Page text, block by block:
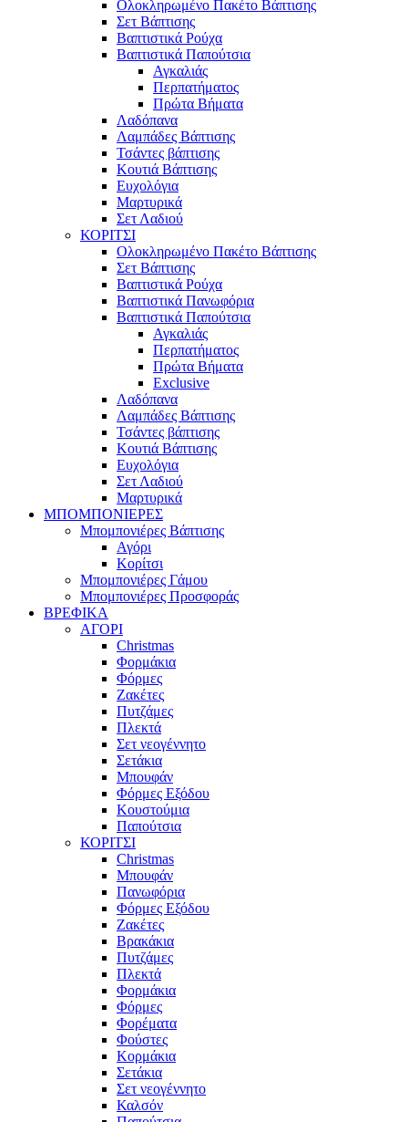
Ολοκληρωμένο Πακέτο Βάπτισης
Σετ Βάπτισης
Βαπτιστικά Ρούχα
Βαπτιστικά Παπούτσια
Αγκαλιάς
Περπατήματος
Πρώτα Βήματα
Λαδόπανα
Λαμπάδες Βάπτισης
Τσάντες βάπτισης
Κουτιά Βάπτισης
Ευχολόγια
Μαρτυρικά
Σετ Λαδιού
ΚΟΡΙΤΣΙ
Ολοκληρωμένο Πακέτο Βάπτισης
Σετ Βάπτισης
Βαπτιστικά Ρούχα
Βαπτιστικά Πανωφόρια
Βαπτιστικά Παπούτσια
Αγκαλιάς
Περπατήματος
Πρώτα Βήματα
Exclusive
Λαδόπανα
Λαμπάδες Βάπτισης
Τσάντες βάπτισης
Κουτιά Βάπτισης
Ευχολόγια
Σετ Λαδιού
Μαρτυρικά
ΜΠΟΜΠΟΝΙΕΡΕΣ
Μπομπονιέρες Βάπτισης
Αγόρι
Κορίτσι
Μπομπονιέρες Γάμου
Μπομπονιέρες Προσφοράς
ΒΡΕΦΙΚΑ
ΑΓΟΡΙ
Christmas
Φορμάκια
Φόρμες
Ζακέτες
Πυτζάμες
Πλεκτά
Σετ νεογέννητο
Σετάκια
Μπουφάν
Φόρμες Εξόδου
Κουστούμια
Παπούτσια
ΚΟΡΙΤΣΙ
Christmas
Μπουφάν
Πανωφόρια
Φόρμες Εξόδου
Ζακέτες
Βρακάκια
Πυτζάμες
Πλεκτά
Φορμάκια
Φόρμες
Φορέματα
Φούστες
Κορμάκια
Σετάκια
Σετ νεογέννητο
Καλσόν